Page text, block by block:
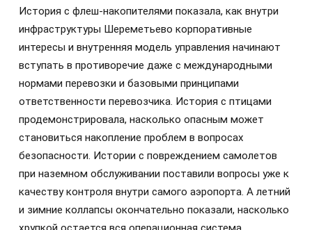
История с флеш-накопителями показала, как внутри
инфраструктуры Шереметьево корпоративные
интересы и внутренняя модель управления начинают
вступать в противоречие даже с международными
нормами перевозки и базовыми принципами
ответственности перевозчика. История с птицами
продемонстрировала, насколько опасным может
становиться накопление проблем в вопросах
безопасности. Истории с повреждением самолетов
при наземном обслуживании поставили вопросы уже к
качеству контроля внутри самого аэропорта. А летний
и зимние коллапсы окончательно показали, насколько